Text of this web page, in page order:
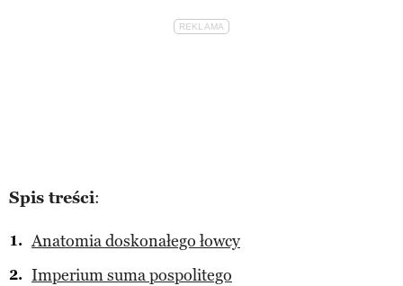
Spis treści:
Anatomia doskonałego łowcy
Imperium suma pospolitego